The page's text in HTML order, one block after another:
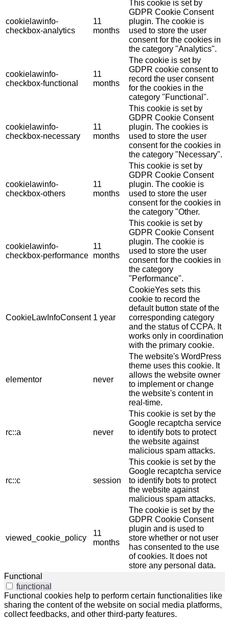
cookielawinfo-
checkbox-analytics
11
months
This cookie is set by
GDPR Cookie Consent
plugin. The cookie is
used to store the user
consent for the cookies in
the category "Analytics".
cookielawinfo-
checkbox-functional
11
months
The cookie is set by
GDPR cookie consent to
record the user consent
for the cookies in the
category "Functional".
cookielawinfo-
checkbox-necessary
11
months
This cookie is set by
GDPR Cookie Consent
plugin. The cookies is
used to store the user
consent for the cookies in
the category "Necessary".
cookielawinfo-
checkbox-others
11
months
This cookie is set by
GDPR Cookie Consent
plugin. The cookie is
used to store the user
consent for the cookies in
the category "Other.
cookielawinfo-
checkbox-performance
11
months
This cookie is set by
GDPR Cookie Consent
plugin. The cookie is
used to store the user
consent for the cookies in
the category
"Performance".
CookieLawInfoConsent 1 year
CookieYes sets this
cookie to record the
default button state of the
corresponding category
and the status of CCPA. It
works only in coordination
with the primary cookie.
elementor never
The website's WordPress
theme uses this cookie. It
allows the website owner
to implement or change
the website's content in
real-time.
rc::a never
This cookie is set by the
Google recaptcha service
to identify bots to protect
the website against
malicious spam attacks.
rc::c session
This cookie is set by the
Google recaptcha service
to identify bots to protect
the website against
malicious spam attacks.
viewed_cookie_policy
11
months
The cookie is set by the
GDPR Cookie Consent
plugin and is used to
store whether or not user
has consented to the use
of cookies. It does not
store any personal data.
Functional
functional
Functional cookies help to perform certain functionalities like
sharing the content of the website on social media platforms,
collect feedbacks, and other third-party features.